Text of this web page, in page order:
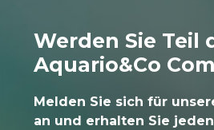
Werden Sie Teil
Aquario&Co
Melden Sie sich für
an und erhalten Sie